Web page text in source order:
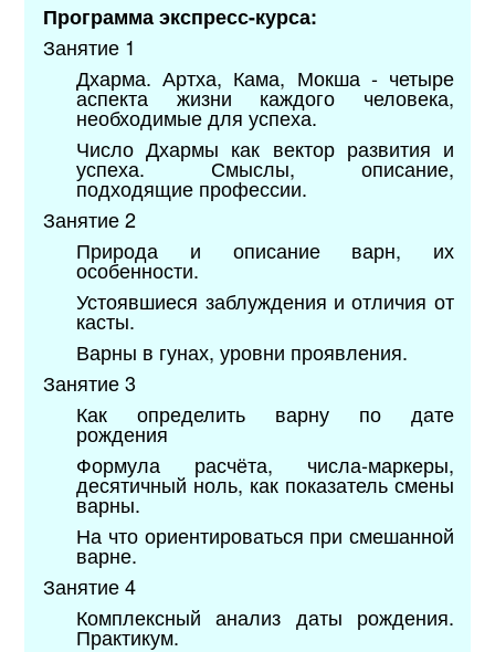
Программа экспресс-курса:
Занятие 1
Дхарма. Артха, Кама, Мокша - четыре
аспекта жизни каждого человека,
необходимые для успеха.
Число Дхармы как вектор развития и
успеха. Смыслы, описание,
подходящие профессии.
Занятие 2
Природа и описание варн, их
особенности.
Устоявшиеся заблуждения и отличия от
касты.
Варны в гунах, уровни проявления.
Занятие 3
Как определить варну по дате
рождения
Формула расчёта, числа-маркеры,
десятичный ноль, как показатель смены
варны.
На что ориентироваться при смешанной
варне.
Занятие 4
Комплексный анализ даты рождения.
Практикум.